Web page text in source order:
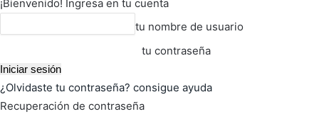
¡Bienvenido! Ingresa en tu cuenta
tu nombre de usuario
tu contraseña
¿Olvidaste tu contraseña? consigue ayuda
Recuperación de contraseña